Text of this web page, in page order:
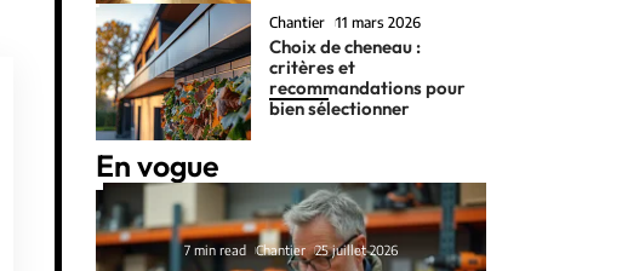
Chantier 11 mars 2026
Choix de cheneau :
critères et
recommandations pour
bien sélectionner
En vogue
7 min read Chantier 25 juillet 2026